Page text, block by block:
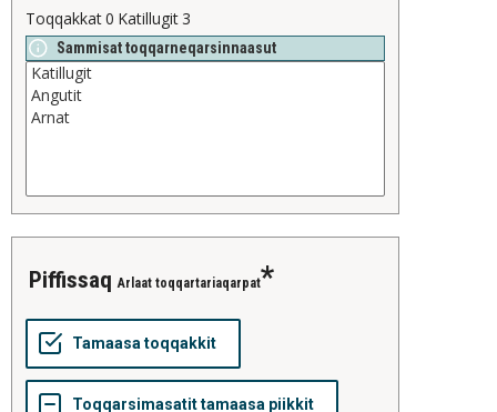
Toqqakkat0 Katillugit3
Sammisat toqqarneqarsinnaasut
piffissaq Arlaat toqqartariaqarpat